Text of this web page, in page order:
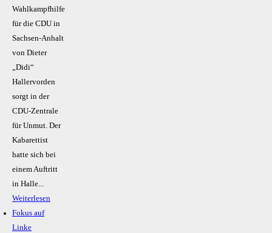
Wahlkampfhilfe
für die CDU in
Sachsen-Anhalt
von Dieter
„Didi“
Hallervorden
sorgt in der
CDU-Zentrale
für Unmut. Der
Kabarettist
hatte sich bei
einem Auftritt
in Halle...
Weiterlesen
Fokus auf
Linke